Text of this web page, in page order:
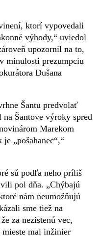
ktorí vypovedali
výhody,“ uviedol
upozornil na to,
minulosti prezumpciu
Dušana
Šantu predvolať
Šantove výroky spred
Marekom
„pošahanec“,“
sú podľa neho príliš
pol dňa. „Chýbajú
nám neumožňujú
sme tiež na
za nezistenú vec,
mieste mal inžinier